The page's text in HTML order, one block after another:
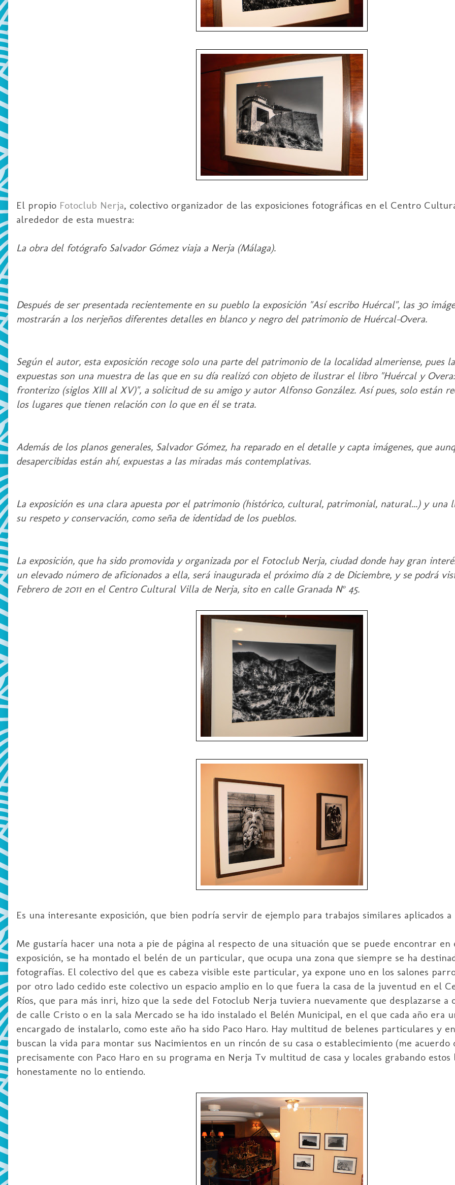
El propio Fotoclub Nerja, colectivo organizador de las exposiciones fotográficas en el Centro
alrededor de esta muestra:
La obra del fotógrafo Salvador Gómez viaja a Nerja (Málaga).
Después de ser presentada recientemente en su pueblo la exposición "Así escribo Huércal", las 30
mostrarán a los nerjeños diferentes detalles en blanco y negro del patrimonio de Huércal-Overa.
Según el autor, esta exposición recoge solo una parte del patrimonio de la localidad almeriense, pues
expuestas son una muestra de las que en su día realizó con objeto de ilustrar el libro "Huércal y
fronterizo (siglos XIII al XV)", a solicitud de su amigo y autor Alfonso González. Así pues, solo están
los lugares que tienen relación con lo que en él se trata.
Además de los planos generales, Salvador Gómez, ha reparado en el detalle y capta imágenes, que
desapercibidas están ahí, expuestas a las miradas más contemplativas.
La exposición es una clara apuesta por el patrimonio (histórico, cultural, patrimonial, natural...) y una
su respeto y conservación, como seña de identidad de los pueblos.
La exposición, que ha sido promovida y organizada por el Fotoclub Nerja, ciudad donde hay gran
un elevado número de aficionados a ella, será inaugurada el próximo día 2 de Diciembre, y se podrá
Febrero de 2011 en el Centro Cultural Villa de Nerja, sito en calle Granada Nº 45.
Es una interesante exposición, que bien podría servir de ejemplo para trabajos similares aplicados
Me gustaría hacer una nota a pie de página al respecto de una situación que se puede encontrar en
exposición, se ha montado el belén de un particular, que ocupa una zona que siempre se ha
fotografías. El colectivo del que es cabeza visible este particular, ya expone uno en los salones
por otro lado cedido este colectivo un espacio amplio en lo que fuera la casa de la juventud en el
Ríos, que para más inri, hizo que la sede del Fotoclub Nerja tuviera nuevamente que desplazarse a
de calle Cristo o en la sala Mercado se ha ido instalado el Belén Municipal, en el que cada año era
encargado de instalarlo, como este año ha sido Paco Haro. Hay multitud de belenes particulares y
buscan la vida para montar sus Nacimientos en un rincón de su casa o establecimiento (me
precisamente con Paco Haro en su programa en Nerja Tv multitud de casa y locales grabando estos
honestamente no lo entiendo.